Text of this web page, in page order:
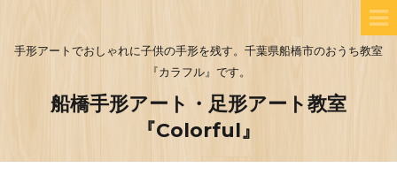
手形アートでおしゃれに子供の手形を残す。千葉県船橋市のおうち教室
『カラフル』です。
船橋手形アート・足形アート教室
『Colorful』